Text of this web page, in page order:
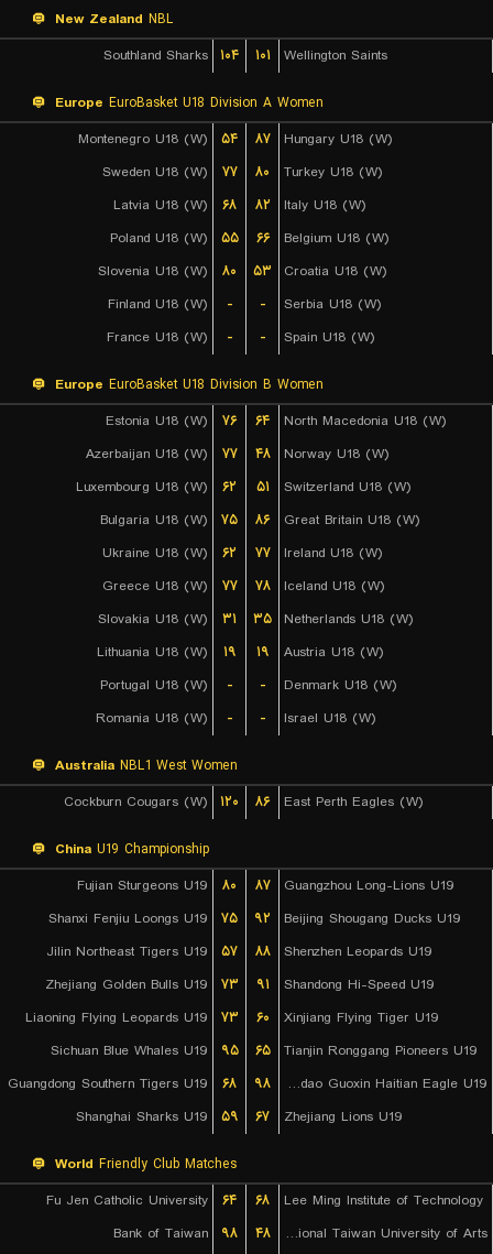
New Zealand NBL
Southland Sharks
۱۰۴ ۱۰۱ Wellington Saints
Europe EuroBasket U18 Division A Women
Montenegro U18 (W)
۵۴ ۸۷
Hungary U18 (W)
Sweden U18 (W)
۷۷ ۸۰
Turkey U18 (W)
Latvia U18 (W)
۶۸ ۸۲
Italy U18 (W)
Poland U18 (W)
۵۵ ۶۶
Belgium U18 (W)
Slovenia U18 (W)
۸۰ ۵۳
Croatia U18 (W)
Finland U18 (W)
- -
Serbia U18 (W)
France U18 (W)
- - Spain U18 (W)
Europe EuroBasket U18 Division B Women
Estonia U18 (W)
۷۶ ۶۴
North Macedonia U18 (W)
Azerbaijan U18 (W)
۷۷ ۴۸
Norway U18 (W)
Luxembourg U18 (W)
۶۲ ۵۱
Switzerland U18 (W)
Bulgaria U18 (W)
۷۵ ۸۶
Great Britain U18 (W)
Ukraine U18 (W)
۶۲ ۷۷
Ireland U18 (W)
Greece U18 (W)
۷۷ ۷۸
Iceland U18 (W)
Slovakia U18 (W)
۳۱ ۳۵
Netherlands U18 (W)
Lithuania U18 (W)
۱۹ ۱۹
Austria U18 (W)
Portugal U18 (W)
- -
Denmark U18 (W)
Romania U18 (W)
- - Israel U18 (W)
Australia NBL1 West Women
Cockburn Cougars (W)
۱۲۰ ۸۶ East Perth Eagles (W)
China U19 Championship
Fujian Sturgeons U19
۸۰ ۸۷
Guangzhou Long-Lions U19
Shanxi Fenjiu Loongs U19
۷۵ ۹۲
Beijing Shougang Ducks U19
Jilin Northeast Tigers U19
۵۷ ۸۸
Shenzhen Leopards U19
Zhejiang Golden Bulls U19
۷۳ ۹۱
Shandong Hi-Speed U19
Liaoning Flying Leopards U19
۷۳ ۶۰
Xinjiang Flying Tiger U19
Sichuan Blue Whales U19
۹۵ ۶۵
Tianjin Ronggang Pioneers U19
Guangdong Southern Tigers U19
۶۸ ۹۸
Qingdao Guoxin Haitian Eagle U19
Shanghai Sharks U19
۵۹ ۶۷ Zhejiang Lions U19
World Friendly Club Matches
Fu Jen Catholic University
۶۴ ۶۸
Lee Ming Institute of Technology
Bank of Taiwan
۹۸ ۴۸
National Taiwan University of Arts